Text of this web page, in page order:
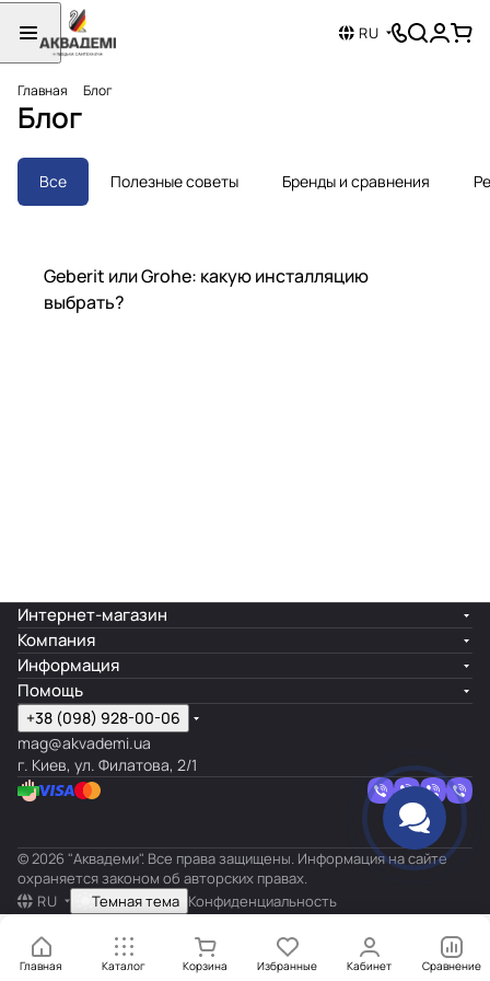
RU
Главная Блог
Блог
Все Полезные советы Бренды и сравнения
Бренды и сравнения
Geberit или Grohe: какую инсталляцию
выбрать?
Главная Каталог Корзина Избранные Кабинет Сравнение
Интернет-магазин
Компания
Информация
Помощь
+38 (098) 928-00-06
mag@akvademi.ua
г. Киев, ул. Филатова, 2/1
© 2026 "Аквадеми". Все права защищены. Информация на сайте
охраняется законом об авторских правах.
RU
Темная тема Конфиденциальность